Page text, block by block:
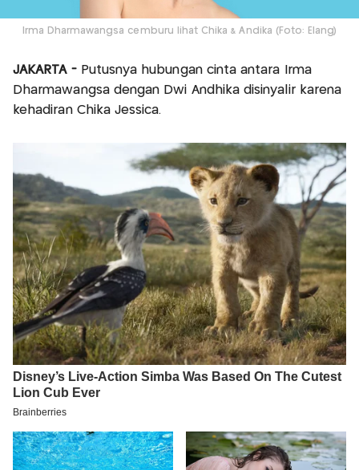
Irma Dharmawangsa cemburu lihat Chika & Andika (Foto: Elang)
JAKARTA - Putusnya hubungan cinta antara Irma
Dharmawangsa dengan Dwi Andhika disinyalir karena
kehadiran Chika Jessica.